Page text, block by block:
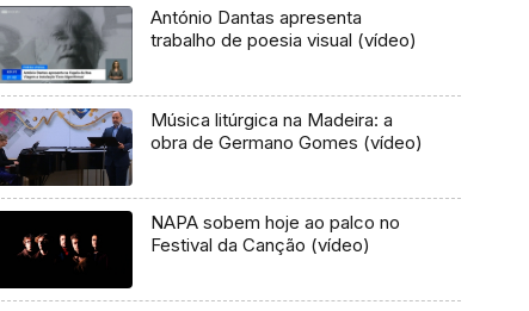
António Dantas apresenta
trabalho de poesia visual (vídeo)
Música litúrgica na Madeira: a
obra de Germano Gomes (vídeo)
NAPA sobem hoje ao palco no
Festival da Canção (vídeo)